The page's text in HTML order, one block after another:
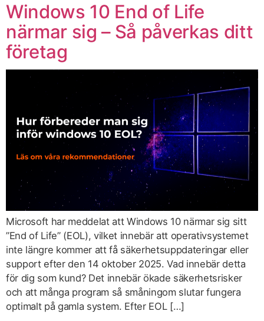
Windows 10 End of Life
närmar sig – Så påverkas ditt
företag
Microsoft har meddelat att Windows 10 närmar sig sitt
”End of Life” (EOL), vilket innebär att operativsystemet
inte längre kommer att få säkerhetsuppdateringar eller
support efter den 14 oktober 2025. Vad innebär detta
för dig som kund? Det innebär ökade säkerhetsrisker
och att många program så småningom slutar fungera
optimalt på gamla system. Efter EOL […]